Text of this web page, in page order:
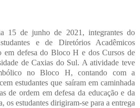
15 de junho de 2021, integrantes do
e de Diretórios Acadêmicos
em defesa do Bloco H e dos Cursos de
de Caxias do Sul. A atividade teve
no Bloco H, contando com a
estudantes que saíram em caminhada
de ordem em defesa da educação e da
os estudantes dirigiram-se para a entrega